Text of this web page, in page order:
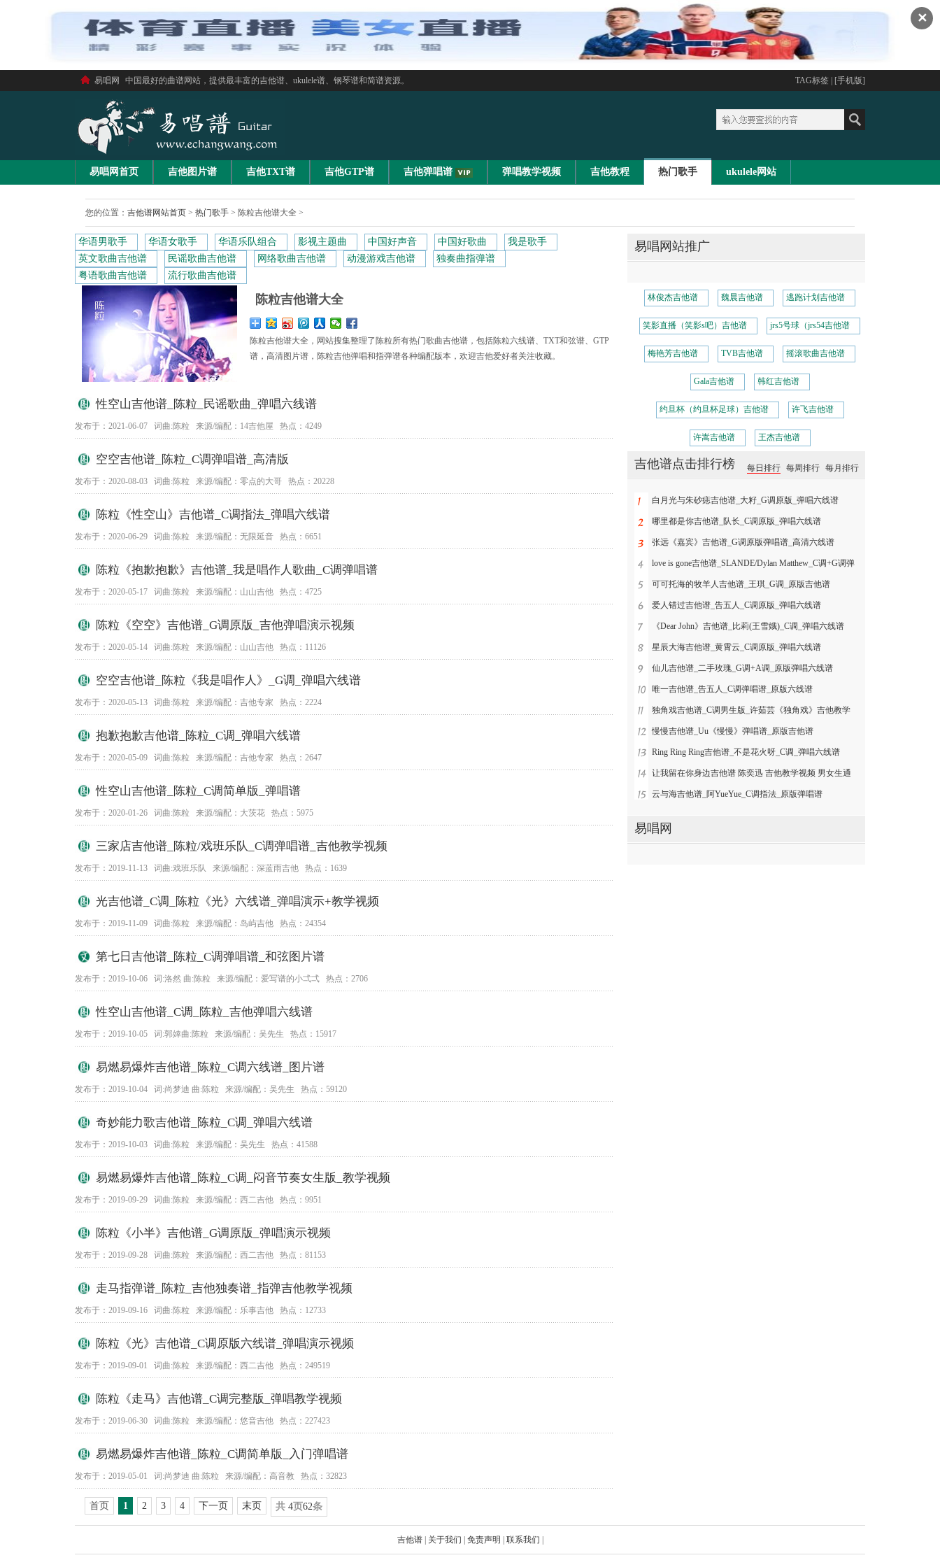
✕
易唱网 中国最好的曲谱网站，提供最丰富的吉他谱、ukulele谱、钢琴谱和简谱资源。 TAG标签 | [手机版]
易唱网首页 吉他图片谱 吉他TXT谱 吉他GTP谱 吉他弹唱谱 弹唱教学视频 吉他教程 热门歌手 ukulele网站
您的位置： 吉他谱网站首页 > 热门歌手 > 陈粒吉他谱大全 >
华语男歌手 华语女歌手 华语乐队组合 影视主题曲 中国好声音 中国好歌曲
我是歌手
英文歌曲吉他谱
民谣歌曲吉他谱 网络歌曲吉他谱 动漫游戏吉他谱
独奏曲指弹谱
粤语歌曲吉他谱
流行歌曲吉他谱
陈粒吉他谱大全
陈粒吉他谱大全，网站搜集整理了陈粒所有热门歌曲吉他谱，包括陈粒六线谱、TXT和弦谱、GTP
谱，高清图片谱，陈粒吉他弹唱和指弹谱各种编配版本，欢迎吉他爱好者关注收藏。
性空山吉他谱_陈粒_民谣歌曲_弹唱六线谱
发布于：2021-06-07 词曲:陈粒 来源/编配：14吉他屋 热点：4249
空空吉他谱_陈粒_C调弹唱谱_高清版
发布于：2020-08-03 词曲:陈粒 来源/编配：零点的大哥 热点：20228
陈粒《性空山》吉他谱_C调指法_弹唱六线谱
发布于：2020-06-29 词曲:陈粒 来源/编配：无限延音 热点：6651
陈粒《抱歉抱歉》吉他谱_我是唱作人歌曲_C调弹唱谱
发布于：2020-05-17 词曲:陈粒 来源/编配：山山吉他 热点：4725
陈粒《空空》吉他谱_G调原版_吉他弹唱演示视频
发布于：2020-05-14 词曲:陈粒 来源/编配：山山吉他 热点：11126
空空吉他谱_陈粒《我是唱作人》_G调_弹唱六线谱
发布于：2020-05-13 词曲:陈粒 来源/编配：吉他专家 热点：2224
抱歉抱歉吉他谱_陈粒_C调_弹唱六线谱
发布于：2020-05-09 词曲:陈粒 来源/编配：吉他专家 热点：2647
性空山吉他谱_陈粒_C调简单版_弹唱谱
发布于：2020-01-26 词曲:陈粒 来源/编配：大茨花 热点：5975
三家店吉他谱_陈粒/戏班乐队_C调弹唱谱_吉他教学视频
发布于：2019-11-13 词曲:戏班乐队 来源/编配：深蓝雨吉他 热点：1639
光吉他谱_C调_陈粒《光》六线谱_弹唱演示+教学视频
发布于：2019-11-09 词曲:陈粒 来源/编配：岛屿吉他 热点：24354
第七日吉他谱_陈粒_C调弹唱谱_和弦图片谱
发布于：2019-10-06 词:洛然 曲:陈粒 来源/编配：爱写谱的小弌弌 热点：2706
性空山吉他谱_C调_陈粒_吉他弹唱六线谱
发布于：2019-10-05 词:郭婞曲:陈粒 来源/编配：吴先生 热点：15917
易燃易爆炸吉他谱_陈粒_C调六线谱_图片谱
发布于：2019-10-04 词:尚梦迪 曲:陈粒 来源/编配：吴先生 热点：59120
奇妙能力歌吉他谱_陈粒_C调_弹唱六线谱
发布于：2019-10-03 词曲:陈粒 来源/编配：吴先生 热点：41588
易燃易爆炸吉他谱_陈粒_C调_闷音节奏女生版_教学视频
发布于：2019-09-29 词曲:陈粒 来源/编配：西二吉他 热点：9951
陈粒《小半》吉他谱_G调原版_弹唱演示视频
发布于：2019-09-28 词曲:陈粒 来源/编配：西二吉他 热点：81153
走马指弹谱_陈粒_吉他独奏谱_指弹吉他教学视频
发布于：2019-09-16 词曲:陈粒 来源/编配：乐事吉他 热点：12733
陈粒《光》吉他谱_C调原版六线谱_弹唱演示视频
发布于：2019-09-01 词曲:陈粒 来源/编配：西二吉他 热点：249519
陈粒《走马》吉他谱_C调完整版_弹唱教学视频
发布于：2019-06-30 词曲:陈粒 来源/编配：悠音吉他 热点：227423
易燃易爆炸吉他谱_陈粒_C调简单版_入门弹唱谱
发布于：2019-05-01 词:尚梦迪 曲:陈粒 来源/编配：高音教 热点：32823
首页 1 2 3 4 下一页 末页 共 4页62条
易唱网站推广
林俊杰吉他谱 魏晨吉他谱 逃跑计划吉他谱
笑影直播（笑影s吧）吉他谱 jrs5号球（jrs54吉他谱
梅艳芳吉他谱 TVB吉他谱 摇滚歌曲吉他谱
Gala吉他谱 韩红吉他谱
约旦杯（约旦杯足球）吉他谱 许飞吉他谱
许嵩吉他谱 王杰吉他谱
吉他谱点击排行榜 每日排行 每周排行 每月排行
白月光与朱砂痣吉他谱_大籽_G调原版_弹唱六线谱
哪里都是你吉他谱_队长_C调原版_弹唱六线谱
张远《嘉宾》吉他谱_G调原版弹唱谱_高清六线谱
love is gone吉他谱_SLANDE/Dylan Matthew_C调+G调弹
可可托海的牧羊人吉他谱_王琪_G调_原版吉他谱
爱人错过吉他谱_告五人_C调原版_弹唱六线谱
《Dear John》吉他谱_比莉(王雪娥)_C调_弹唱六线谱
星辰大海吉他谱_黄霄云_C调原版_弹唱六线谱
仙儿吉他谱_二手玫瑰_G调+A调_原版弹唱六线谱
唯一吉他谱_告五人_C调弹唱谱_原版六线谱
独角戏吉他谱_C调男生版_许茹芸《独角戏》吉他教学
慢慢吉他谱_Uu《慢慢》弹唱谱_原版吉他谱
Ring Ring Ring吉他谱_不是花火呀_C调_弹唱六线谱
让我留在你身边吉他谱 陈奕迅 吉他教学视频 男女生通
云与海吉他谱_阿YueYue_C调指法_原版弹唱谱
易唱网
吉他谱| 关于我们 免责声明 联系我们